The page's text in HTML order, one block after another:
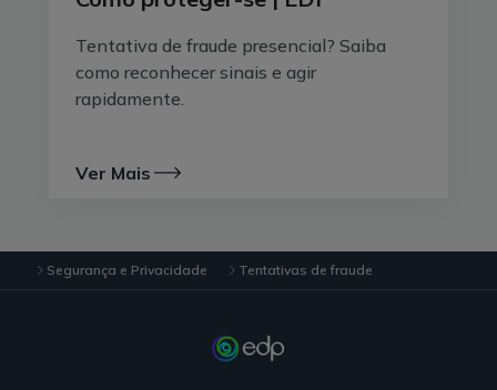
Tentativa de fraude presencial? Saiba
como reconhecer sinais e agir
rapidamente.
Ver Mais
Segurança e Privacidade Tentativas de fraude